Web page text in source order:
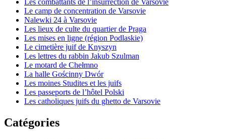
Les combattants de l’insurrection de Varsovie
Le camp de concentration de Varsovie
Nalewki 24 à Varsovie
Les lieux de culte du quartier de Praga
Les mises en ligne (région Podlaskie)
Le cimetière juif de Knyszyn
Les lettres du rabbin Jakub Szulman
Le motard de Chełmno
La halle Gościnny Dwór
Les moines Studites et les juifs
Les passeports de l’hôtel Polski
Les catholiques juifs du ghetto de Varsovie
Catégories